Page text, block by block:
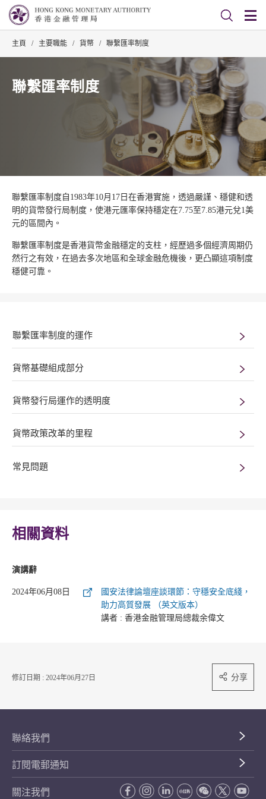
主頁 / 主要職能 / 貨幣 / 聯繫匯率制度
聯繫匯率制度
聯繫匯率制度自1983年10月17日在香港實施，透過嚴謹、穩健和透
明的貨幣發行局制度，使港元匯率保持穩定在7.75至7.85港元兌1美
元的區間內。
聯繫匯率制度是香港貨幣金融穩定的支柱，經歷過多個經濟周期仍
然行之有效，在過去多次地區和全球金融危機後，更凸顯這項制度
穩健可靠。
聯繫匯率制度的運作
貨幣基礎組成部分
貨幣發行局運作的透明度
貨幣政策改革的里程
常見問題
相關資料
演講辭
2024年06月08日
國安法律論壇座談環節：守穩安全底綫，
助力高質發展 （英文版本）
講者 : 香港金融管理局總裁余偉文
修訂日期 : 2024年06月27日 分享
聯絡我們
訂閱電郵通知
關注我們